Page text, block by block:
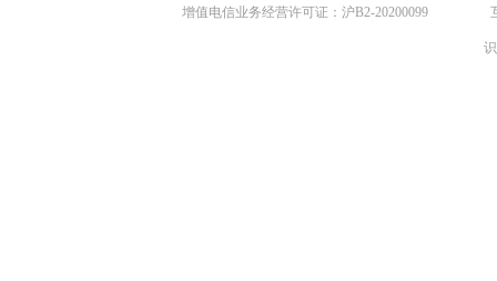
增值电信业务经营许可证：沪B2-20200099